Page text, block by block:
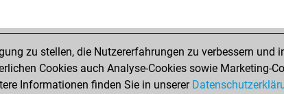
zu stellen, die Nutzererfahrungen zu verbessern und
Cookies auch Analyse-Cookies sowie Marketing-
Informationen finden Sie in unserer